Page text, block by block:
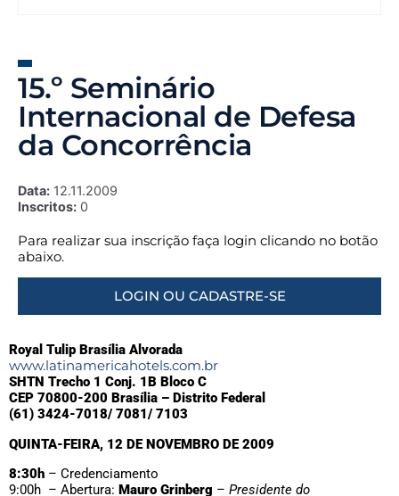
15.º Seminário
Internacional de Defesa
da Concorrência
Data: 12.11.2009
Inscritos: 0
Para realizar sua inscrição faça login clicando no botão
abaixo.
LOGIN OU CADASTRE-SE
Royal Tulip Brasília Alvorada
www.latinamericahotels.com.br
SHTN Trecho 1 Conj. 1B Bloco C
CEP 70800-200 Brasília – Distrito Federal
(61) 3424-7018/ 7081/ 7103
QUINTA-FEIRA, 12 DE NOVEMBRO DE 2009
8:30h – Credenciamento
9:00h – Abertura: Mauro Grinberg – Presidente do